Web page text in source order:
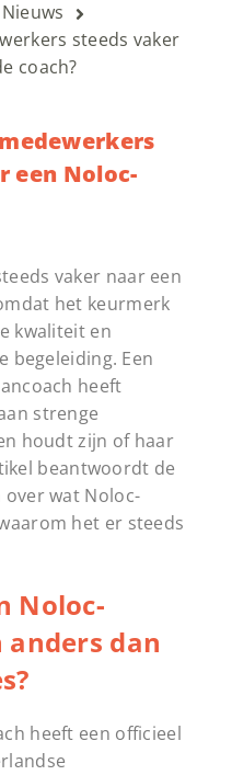
Nieuws
steeds vaker
coach?
een Noloc-
vaker naar een
het keurmerk
kwaliteit en
begeleiding. Een
heeft
strenge
houdt zijn of haar
beantwoordt de
over wat Noloc-
het er steeds
Noloc-
anders dan
heeft een officieel